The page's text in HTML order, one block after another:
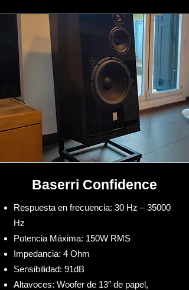
Baserri Confidence
Respuesta en frecuencia: 30 Hz – 35000
Hz
Potencia Máxima: 150W RMS
Impedancia: 4 Ohm
Sensibilidad: 91dB
Altavoces: Woofer de 13″ de papel,